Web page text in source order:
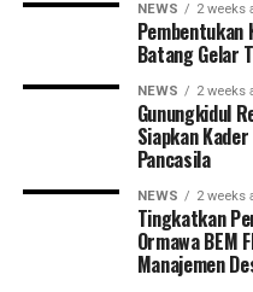
NEWS 2 weeks
Pembentukan
Batang Gelar
NEWS 2 weeks
Gunungkidul
Siapkan
Pancasila
NEWS 2 weeks
Tingkatkan
Ormawa BEM
Manajemen